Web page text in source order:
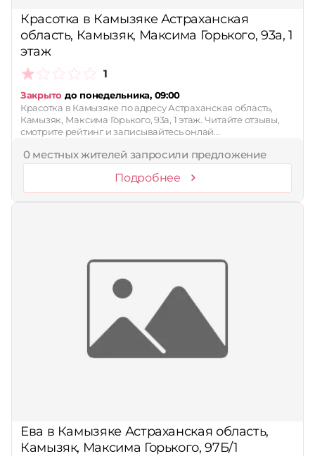
Красотка в Камызяке Астраханская
область, Камызяк, Максима Горького, 93а, 1
этаж
1
Закрыто до понедельника, 09:00
Красотка в Камызяке по адресу Астраханская область,
Камызяк, Максима Горького, 93а, 1 этаж. Читайте отзывы,
смотрите рейтинг и записывайтесь онлай…
0 местных жителей запросили предложение
Подробнее
Ева в Камызяке Астраханская область,
Камызяк, Максима Горького, 97Б/1